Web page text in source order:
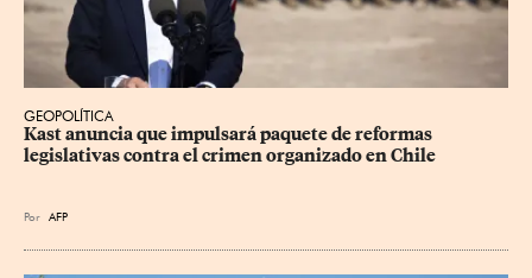
GEOPOLÍTICA
Kast anuncia que impulsará paquete de reformas
legislativas contra el crimen organizado en Chile
Por AFP